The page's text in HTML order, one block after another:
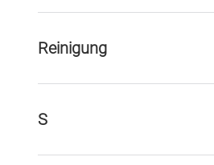
Reinigung
S